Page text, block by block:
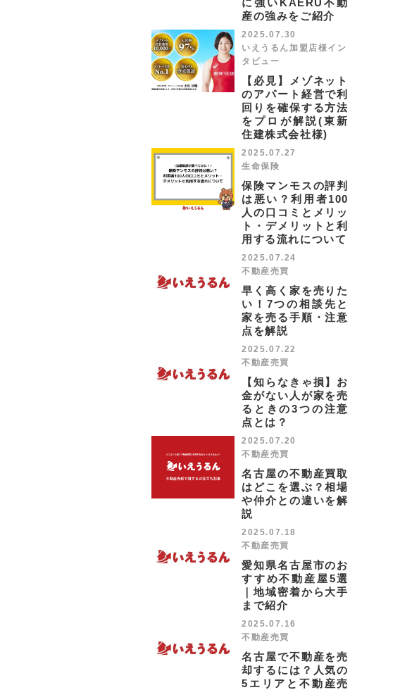
に強いKAERU不動
産の強みをご紹介
【必見】メゾネット
のアパート経営で利
回りを確保する方法
をプロが解説(東新
住建株式会社様)
2025.07.30
いえうるん加盟店様イン
タビュー
保険マンモスの評判
は悪い？利用者100
人の口コミとメリッ
ト・デメリットと利
用する流れについて
2025.07.27
生命保険
早く高く家を売りた
い！7つの相談先と
家を売る手順・注意
点を解説
2025.07.24
不動産売買
【知らなきゃ損】お
金がない人が家を売
るときの3つの注意
点とは？
2025.07.22
不動産売買
名古屋の不動産買取
はどこを選ぶ？相場
や仲介との違いを解
説
2025.07.20
不動産売買
愛知県名古屋市のお
すすめ不動産屋5選
｜地域密着から大手
まで紹介
2025.07.18
不動産売買
名古屋で不動産を売
却するには？人気の
5エリアと不動産売
2025.07.16
不動産売買